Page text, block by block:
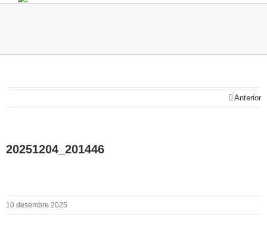
Anterior
20251204_201446
10 desembre 2025